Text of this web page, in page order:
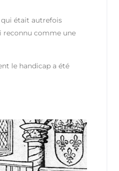
qui était autrefois
reconnu comme une
le handicap a été